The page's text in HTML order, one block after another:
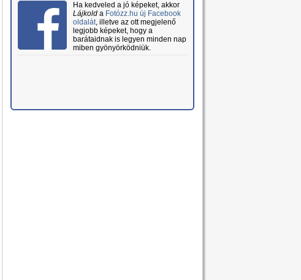
Ha kedveled a jó képeket, akkor
Lájkolda Fotózz.hu új Facebook
oldalát, illetve az ott megjelenő
legjobb képeket, hogy a
barátaidnak is legyen minden nap
miben gyönyörködniük.